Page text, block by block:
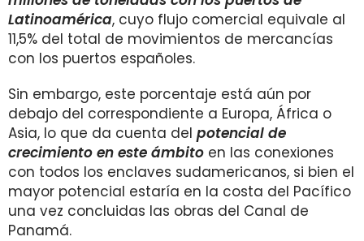
Latinoamérica, cuyo flujo comercial equivale al
11,5% del total de movimientos de mercancías
con los puertos españoles.
Sin embargo, este porcentaje está aún por
debajo del correspondiente a Europa, África o
Asia, lo que da cuenta del potencial de
crecimiento en este ámbito en las conexiones
con todos los enclaves sudamericanos, si bien el
mayor potencial estaría en la costa del Pacífico
una vez concluidas las obras del Canal de
Panamá.